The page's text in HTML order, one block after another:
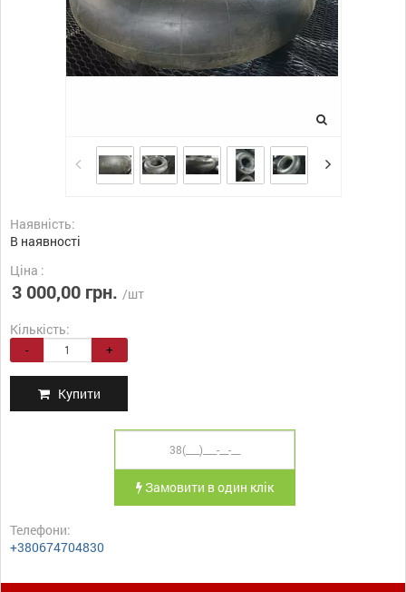
Наявність:
В наявності
Ціна :
3 000,00 грн. /шт
Кількість:
- +
Купити
Замовити в один клік
Телефони:
+380674704830